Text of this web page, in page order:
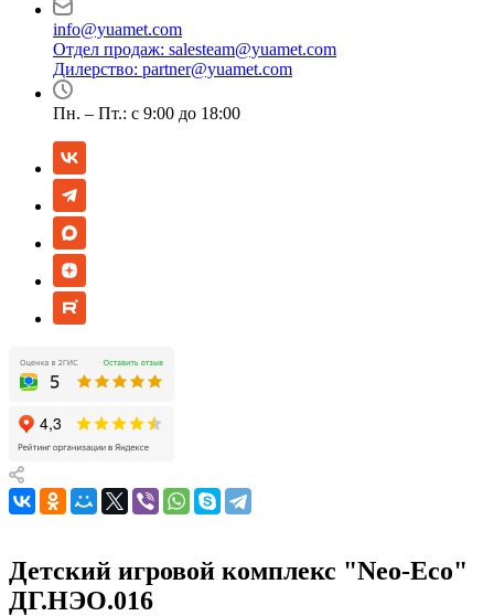
info@yuamet.com
Отдел продаж: salesteam@yuamet.com
Дилерство: partner@yuamet.com
Пн. – Пт.: с 9:00 до 18:00
Детский игровой комплекс "Neo-Eco"
ДГ.НЭО.016